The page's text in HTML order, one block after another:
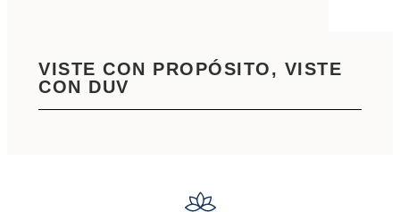
VISTE CON PROPÓSITO, VISTE
CON DUV